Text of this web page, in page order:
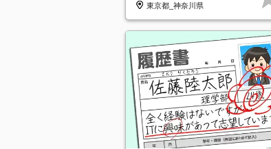
東京都_神奈川県